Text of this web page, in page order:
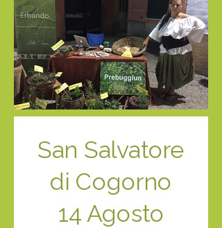
San Salvatore
di Cogorno
14 Agosto